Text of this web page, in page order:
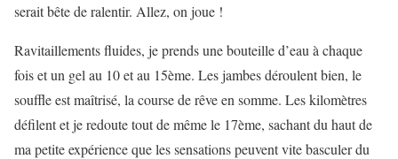
serait bête de ralentir. Allez, on joue !
Ravitaillements fluides, je prends une bouteille d’eau à chaque
fois et un gel au 10 et au 15ème. Les jambes déroulent bien, le
souffle est maîtrisé, la course de rêve en somme. Les kilomètres
défilent et je redoute tout de même le 17ème, sachant du haut de
ma petite expérience que les sensations peuvent vite basculer du